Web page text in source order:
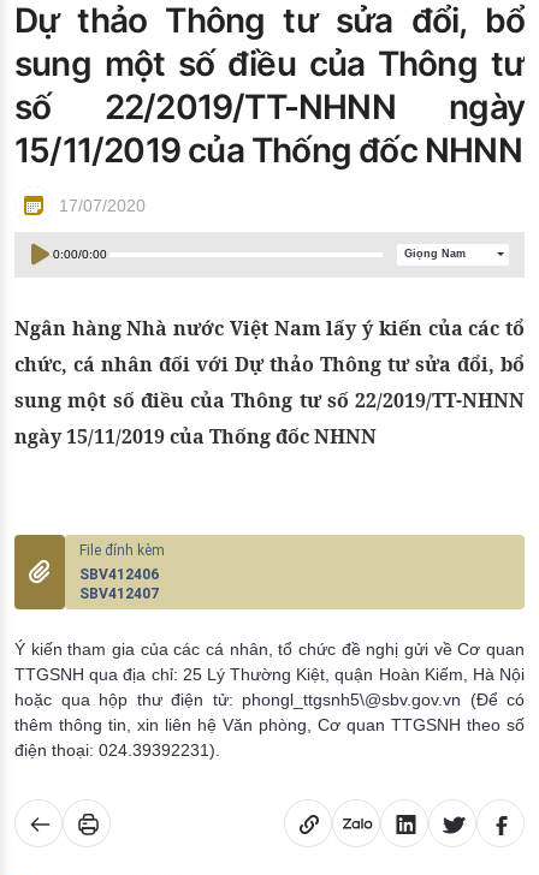
Đào tạo ISO
Dự thảo Thông tư sửa đổi, bổ
sung một số điều của Thông tư
số 22/2019/TT-NHNN ngày
15/11/2019 của Thống đốc NHNN
17/07/2020
0:00/0:00 Giọng Nam
Ngân hàng Nhà nước Việt Nam lấy ý kiến của các tổ
chức, cá nhân đối với Dự thảo Thông tư sửa đổi, bổ
sung một số điều của Thông tư số 22/2019/TT-NHNN
ngày 15/11/2019 của Thống đốc NHNN
SBV412406
SBV412407
Ý kiến tham gia của các cá nhân, tổ chức đề nghị gửi về Cơ quan
TTGSNH qua địa chỉ: 25 Lý Thường Kiệt, quận Hoàn Kiếm, Hà Nội
hoặc qua hộp thư điện tử: phongl_ttgsnh5\@sbv.gov.vn (Để có
thêm thông tin, xin liên hệ Văn phòng, Cơ quan TTGSNH theo số
điện thoại: 024.39392231).